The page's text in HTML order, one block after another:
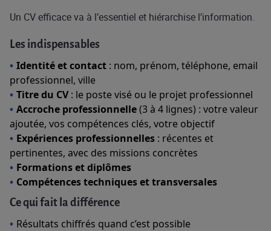
Un CV efficace va à l’essentiel et hiérarchise l’information.
Les indispensables
Identité et contact : nom, prénom, téléphone, email
professionnel, ville
Titre du CV: le poste visé ou le projet professionnel
Accroche professionnelle(3 à 4 lignes) : votre valeur
ajoutée, vos compétences clés, votre objectif
Expériences professionnelles : récentes et
pertinentes, avec des missions concrètes
Formations et diplômes
Compétences techniques et transversales
Ce qui fait la différence
Résultats chiffrés quand c’est possible